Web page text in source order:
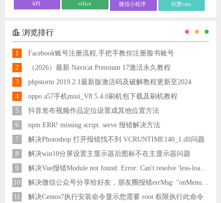
API office 微信小程序 织梦cms
浏览排行
1
Facebook账号注册流程,手把手教你注册脸书账号
2
（2026）最新 Navicat Premium 17激活永久教程
3
phpstorm 2019.2.1最新版激活码及破解教程更新至2024
4
oppo a57手机miui_V8.5.4.0刷机包下载及刷机教程
5
抖音发布视频作品定位设置成其他位置方法
6
npm ERR! missing script: serve 报错解决方法
7
解决Photoshop 打开报错找不到 VCRUNTIME140_1.dll问题
8
解决win10分屏设置主显示器后图标不在主显示器问题
9
解决Vue报错Module not found: Error: Can't resolve 'less-loader' in 'C:\Users\Hm\Desktop\vue\vue_shop'问题
10
11
解决Centos7执行安装命令显示您需要 root 权限执行此命令